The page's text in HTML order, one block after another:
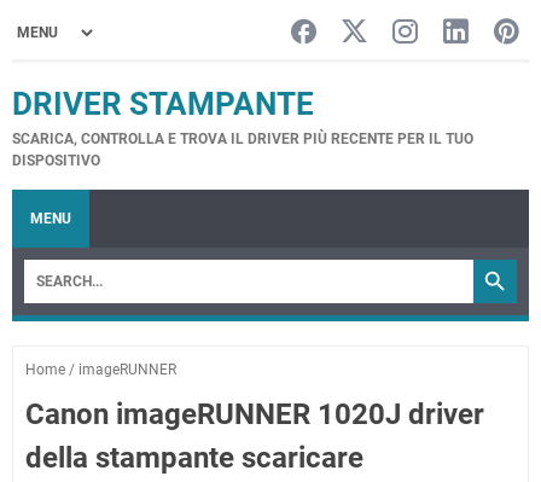
DRIVER STAMPANTE
SCARICA, CONTROLLA E TROVA IL DRIVER PIÙ RECENTE PER IL TUO
DISPOSITIVO
MENU
Home / imageRUNNER
Canon imageRUNNER 1020J driver
della stampante scaricare